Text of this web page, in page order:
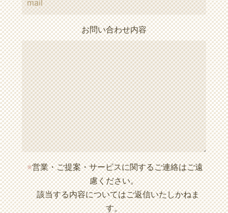
お問い合わせ内容
※営業・ご提案・サービスに関するご連絡はご遠
慮ください。
該当する内容についてはご返信いたしかねま
す。